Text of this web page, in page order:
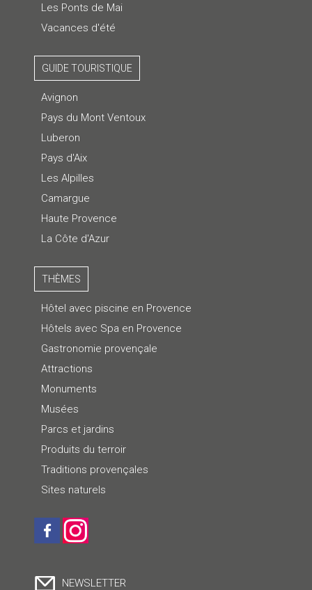
Les Ponts de Mai
Vacances d'été
GUIDE TOURISTIQUE
Avignon
Pays du Mont Ventoux
Luberon
Pays d'Aix
Les Alpilles
Camargue
Haute Provence
La Côte d'Azur
THÈMES
Hôtel avec piscine en Provence
Hôtels avec Spa en Provence
Gastronomie provençale
Attractions
Monuments
Musées
Parcs et jardins
Produits du terroir
Traditions provençales
Sites naturels
NEWSLETTER